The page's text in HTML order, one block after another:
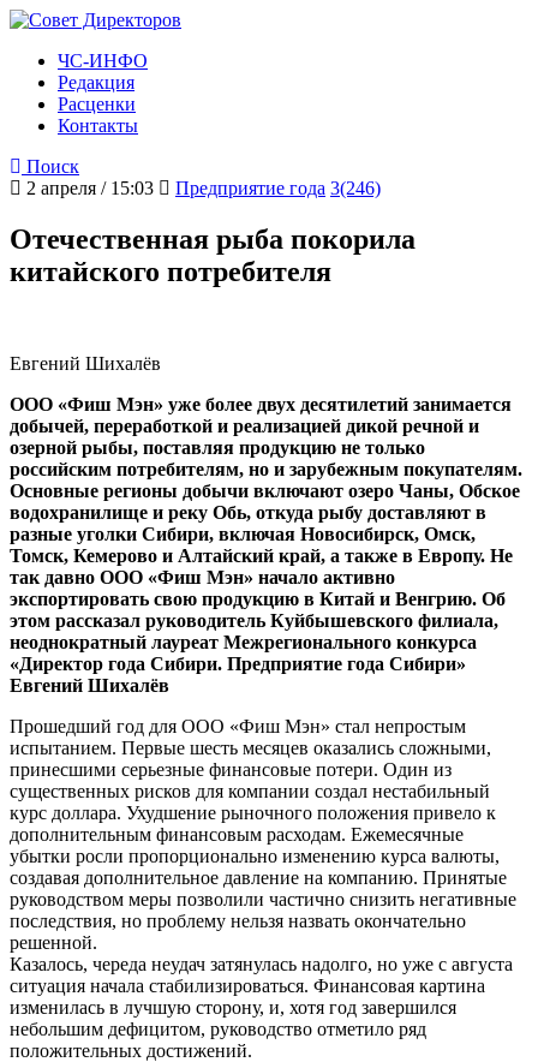
ЧС-ИНФО
Редакция
Расценки
Контакты
Поиск
2 апреля / 15:03
Предприятие года 3(246)
Отечественная рыба покорила
китайского потребителя
Евгений Шихалёв
ООО «Фиш Мэн» уже более двух десятилетий занимается
добычей, переработкой и реализацией дикой речной и
озерной рыбы, поставляя продукцию не только
российским потребителям, но и зарубежным покупателям.
Основные регионы добычи включают озеро Чаны, Обское
водохранилище и реку Обь, откуда рыбу доставляют в
разные уголки Сибири, включая Новосибирск, Омск,
Томск, Кемерово и Алтайский край, а также в Европу. Не
так давно ООО «Фиш Мэн» начало активно
экспортировать свою продукцию в Китай и Венгрию. Об
этом рассказал руководитель Куйбышевского филиала,
неоднократный лауреат Межрегионального конкурса
«Директор года Сибири. Предприятие года Сибири»
Евгений Шихалёв
Прошедший год для ООО «Фиш Мэн» стал непростым
испытанием. Первые шесть месяцев оказались сложными,
принесшими серьезные финансовые потери. Один из
существенных рисков для компании создал нестабильный
курс доллара. Ухудшение рыночного положения привело к
дополнительным финансовым расходам. Ежемесячные
убытки росли пропорционально изменению курса валюты,
создавая дополнительное давление на компанию. Принятые
руководством меры позволили частично снизить негативные
последствия, но проблему нельзя назвать окончательно
решенной.
Казалось, череда неудач затянулась надолго, но уже с августа
ситуация начала стабилизироваться. Финансовая картина
изменилась в лучшую сторону, и, хотя год завершился
небольшим дефицитом, руководство отметило ряд
положительных достижений.